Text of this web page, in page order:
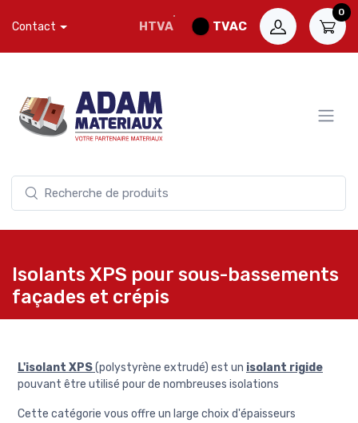
Contact HTVA TVAC
0
Isolants XPS pour sous-bassements
façades et crépis
L'isolant XPS(polystyrène extrudé) est un isolant rigide
pouvant être utilisé pour de nombreuses isolations
Cette catégorie vous offre un large choix d'épaisseurs